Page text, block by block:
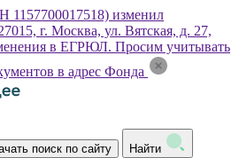
1157700017518) изменил
г. Москва, ул. Вятская, д. 27,
в ЕГРЮЛ. Просим учитывать
в адрес Фонда
поиск по сайту Найти